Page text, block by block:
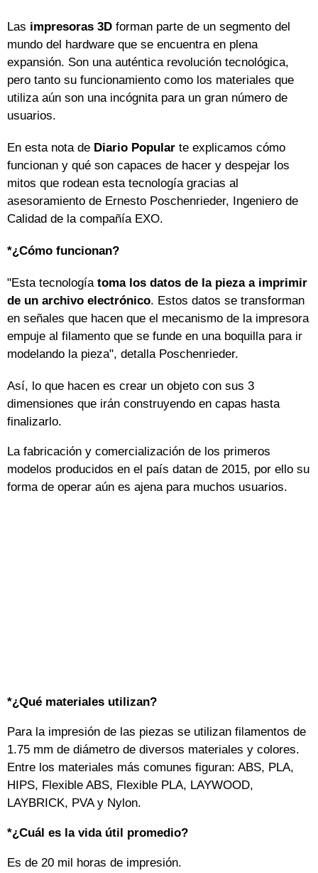
Las impresoras 3D forman parte de un segmento del
mundo del hardware que se encuentra en plena
expansión. Son una auténtica revolución tecnológica,
pero tanto su funcionamiento como los materiales que
utiliza aún son una incógnita para un gran número de
usuarios.
En esta nota de Diario Popular te explicamos cómo
funcionan y qué son capaces de hacer y despejar los
mitos que rodean esta tecnología gracias al
asesoramiento de Ernesto Poschenrieder, Ingeniero de
Calidad de la compañía EXO.
*¿Cómo funcionan?
"Esta tecnología toma los datos de la pieza a imprimir
de un archivo electrónico. Estos datos se transforman
en señales que hacen que el mecanismo de la impresora
empuje al filamento que se funde en una boquilla para ir
modelando la pieza", detalla Poschenrieder.
Así, lo que hacen es crear un objeto con sus 3
dimensiones que irán construyendo en capas hasta
finalizarlo.
La fabricación y comercialización de los primeros
modelos producidos en el país datan de 2015, por ello su
forma de operar aún es ajena para muchos usuarios.
*¿Qué materiales utilizan?
Para la impresión de las piezas se utilizan filamentos de
1.75 mm de diámetro de diversos materiales y colores.
Entre los materiales más comunes figuran: ABS, PLA,
HIPS, Flexible ABS, Flexible PLA, LAYWOOD,
LAYBRICK, PVA y Nylon.
*¿Cuál es la vida útil promedio?
Es de 20 mil horas de impresión.